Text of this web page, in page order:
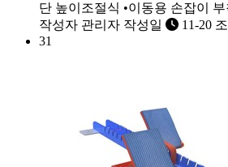
단 높이조절식 •이동용 손잡이 부
작성자 관리자 작성일 11-20
31